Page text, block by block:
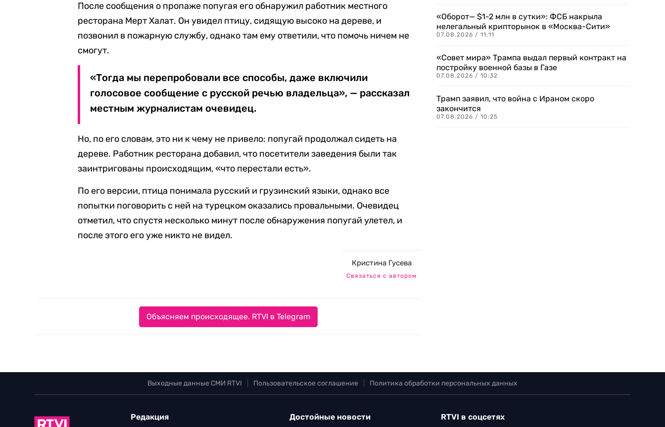
После сообщения о пропаже попугая его обнаружил работник местного
ресторана Мерт Халат. Он увидел птицу, сидящую высоко на дереве, и
позвонил в пожарную службу, однако там ему ответили, что помочь ничем не
смогут.
«Тогда мы перепробовали все способы, даже включили
голосовое сообщение с русской речью владельца», — рассказал
местным журналистам очевидец.
Но, по его словам, это ни к чему не привело: попугай продолжал сидеть на
дереве. Работник ресторана добавил, что посетители заведения были так
заинтригованы происходящим, «что перестали есть».
По его версии, птица понимала русский и грузинский языки, однако все
попытки поговорить с ней на турецком оказались провальными. Очевидец
отметил, что спустя несколько минут после обнаружения попугай улетел, и
после этого его уже никто не видел.
Кристина Гусева
Связаться с автором
Объясняем происходящее. RTVI в Telegram
«Оборот— $1-2 млн в сутки»: ФСБ накрыла
нелегальный крипторынок в «Москва-Сити»
07.08.2026 / 11:11
«Совет мира» Трампа выдал первый контракт на
постройку военной базы в Газе
07.08.2026 / 10:32
Трамп заявил, что война с Ираном скоро
закончится
07.08.2026 / 10:25
Выходные данные СМИ RTVI Пользовательское соглашение Политика обработки персональных данных
Редакция Достойные новости RTVI в соцсетях